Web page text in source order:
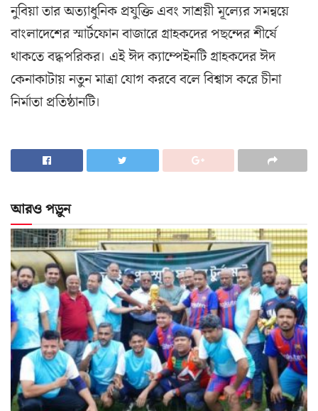
নুবিয়া তার অত্যাধুনিক প্রযুক্তি এবং সাশ্রয়ী মূল্যের সমন্বয়ে
বাংলাদেশের স্মার্টফোন বাজারে গ্রাহকদের পছন্দের শীর্ষে
থাকতে বদ্ধপরিকর। এই ঈদ ক্যাম্পেইনটি গ্রাহকদের ঈদ
কেনাকাটায় নতুন মাত্রা যোগ করবে বলে বিশ্বাস করে চীনা
নির্মাতা প্রতিষ্ঠানটি।
আরও পড়ুন